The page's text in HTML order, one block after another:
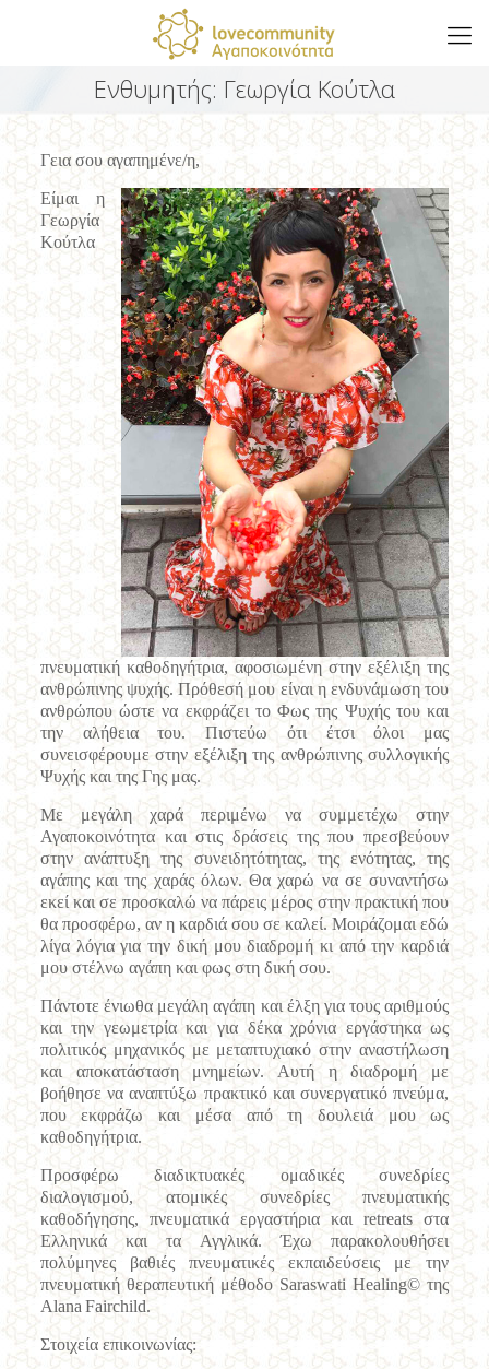
Ενθυμητής: Γεωργία Κούτλα
Γεια σου αγαπημένε/η,
Είμαι η
Γεωργία
Κούτλα
πνευματική καθοδηγήτρια, αφοσιωμένη στην εξέλιξη της
ανθρώπινης ψυχής. Πρόθεσή μου είναι η ενδυνάμωση του
ανθρώπου ώστε να εκφράζει το Φως της Ψυχής του και
την αλήθεια του. Πιστεύω ότι έτσι όλοι μας
συνεισφέρουμε στην εξέλιξη της ανθρώπινης συλλογικής
Ψυχής και της Γης μας.
Με μεγάλη χαρά περιμένω να συμμετέχω στην
Αγαποκοινότητα και στις δράσεις της που πρεσβεύουν
στην ανάπτυξη της συνειδητότητας, της ενότητας, της
αγάπης και της χαράς όλων. Θα χαρώ να σε συναντήσω
εκεί και σε προσκαλώ να πάρεις μέρος στην πρακτική που
θα προσφέρω, αν η καρδιά σου σε καλεί. Μοιράζομαι εδώ
λίγα λόγια για την δική μου διαδρομή κι από την καρδιά
μου στέλνω αγάπη και φως στη δική σου.
Πάντοτε ένιωθα μεγάλη αγάπη και έλξη για τους αριθμούς
και την γεωμετρία και για δέκα χρόνια εργάστηκα ως
πολιτικός μηχανικός με μεταπτυχιακό στην αναστήλωση
και αποκατάσταση μνημείων. Αυτή η διαδρομή με
βοήθησε να αναπτύξω πρακτικό και συνεργατικό πνεύμα,
που εκφράζω και μέσα από τη δουλειά μου ως
καθοδηγήτρια.
Προσφέρω διαδικτυακές ομαδικές συνεδρίες
διαλογισμού, ατομικές συνεδρίες πνευματικής
καθοδήγησης, πνευματικά εργαστήρια και retreats στα
Ελληνικά και τα Αγγλικά. Έχω παρακολουθήσει
πολύμηνες βαθιές πνευματικές εκπαιδεύσεις με την
πνευματική θεραπευτική μέθοδο Saraswati Healing© της
Alana Fairchild.
Στοιχεία επικοινωνίας: